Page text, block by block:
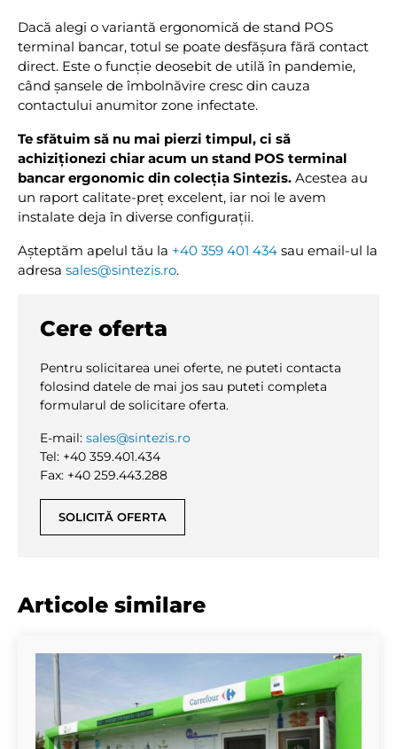
Dacă alegi o variantă ergonomică de stand POS
terminal bancar, totul se poate desfășura fără contact
direct. Este o funcție deosebit de utilă în pandemie,
când șansele de îmbolnăvire cresc din cauza
contactului anumitor zone infectate.
Te sfătuim să nu mai pierzi timpul, ci să
achiziționezi chiar acum un stand POS terminal
bancar ergonomic din colecția Sintezis. Acestea au
un raport calitate-preț excelent, iar noi le avem
instalate deja în diverse configurații.
Așteptăm apelul tău la +40 359 401 434 sau email-ul la
adresa sales@sintezis.ro.
Cere oferta
Pentru solicitarea unei oferte, ne puteti contacta
folosind datele de mai jos sau puteti completa
formularul de solicitare oferta.
E-mail: sales@sintezis.ro
Tel: +40 359.401.434
Fax: +40 259.443.288
SOLICITĂ OFERTA
Articole similare